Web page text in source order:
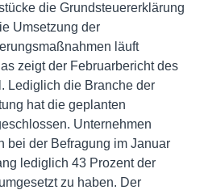
die Grundsteuererklärung
Umsetzung der
läuft
zeigt der Februarbericht des
Lediglich die Branche der
hat die geplanten
Unternehmen
bei der Befragung im Januar
lediglich 43 Prozent der
zu haben. Der